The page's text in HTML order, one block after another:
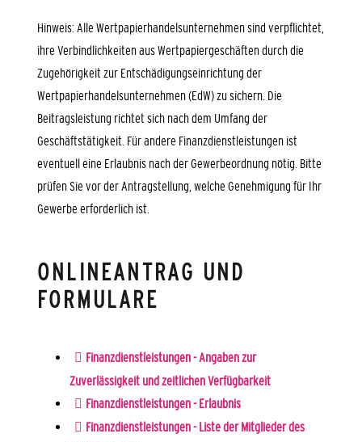
Hinweis: Alle Wertpapierhandelsunternehmen sind verpflichtet,
ihre Verbindlichkeiten aus Wertpapiergeschäften durch die
Zugehörigkeit zur Entschädigungseinrichtung der
Wertpapierhandelsunternehmen (EdW) zu sichern. Die
Beitragsleistung richtet sich nach dem Umfang der
Geschäftstätigkeit. Für andere Finanzdienstleistungen ist
eventuell eine Erlaubnis nach der Gewerbeordnung nötig. Bitte
prüfen Sie vor der Antragstellung, welche Genehmigung für Ihr
Gewerbe erforderlich ist.
ONLINEANTRAG UND
FORMULARE
Finanzdienstleistungen - Angaben zur
Zuverlässigkeit und zeitlichen Verfügbarkeit
Finanzdienstleistungen - Erlaubnis
Finanzdienstleistungen - Liste der Mitglieder des